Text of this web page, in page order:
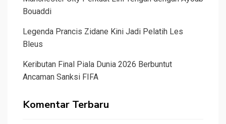
Bouaddi
Legenda Prancis Zidane Kini Jadi Pelatih Les
Bleus
Keributan Final Piala Dunia 2026 Berbuntut
Ancaman Sanksi FIFA
Komentar Terbaru